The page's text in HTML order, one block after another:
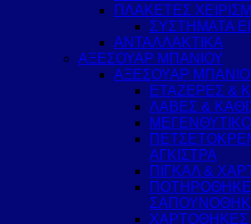
ΠΛΑΚΕΤΕΣ
ΣΥΣΤΗΜΑΤΑ
ΑΝΤΑΛΛΑΚΤΙΚΑ
ΑΞΕΣΟΥΑΡ ΜΠΑΝΙΟΥ
ΑΞΕΣΟΥΑΡ
ΕΤΑΖΕΡΕΣ &
ΛΑΒΕΣ &
ΑΓΚΙΣΤΡΑ
ΠΙΓΚΑΛ &
ΧΑΡΤΟΘΗΚΕΣ